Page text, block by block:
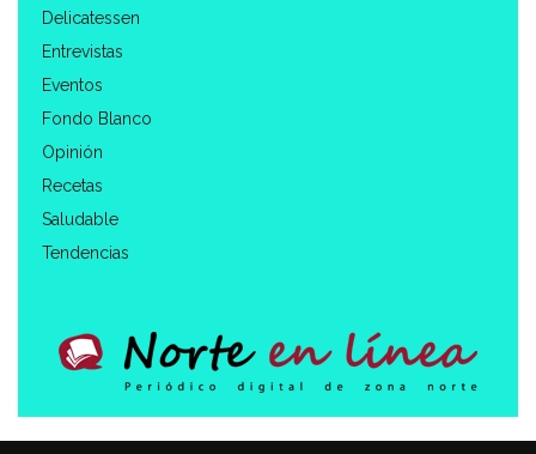
Delicatessen
Entrevistas
Eventos
Fondo Blanco
Opinión
Recetas
Saludable
Tendencias